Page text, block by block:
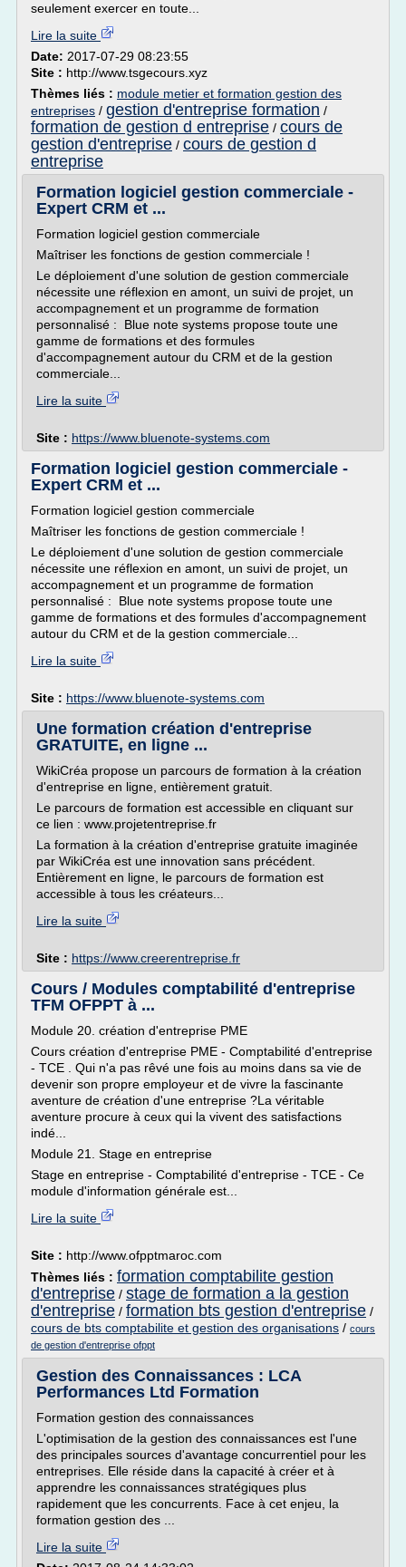
seulement exercer en toute...
Lire la suite
Date: 2017-07-29 08:23:55
Site : http://www.tsgecours.xyz
Thèmes liés : module metier et formation gestion des
entreprises / gestion d'entreprise formation /
formation de gestion d entreprise / cours de
gestion d'entreprise / cours de gestion d
entreprise
Formation logiciel gestion commerciale -
Expert CRM et ...
Formation logiciel gestion commerciale
Maîtriser les fonctions de gestion commerciale !
Le déploiement d'une solution de gestion commerciale
nécessite une réflexion en amont, un suivi de projet, un
accompagnement et un programme de formation
personnalisé : Blue note systems propose toute une
gamme de formations et des formules
d'accompagnement autour du CRM et de la gestion
commerciale...
Lire la suite
Site : https://www.bluenote-systems.com
Formation logiciel gestion commerciale -
Expert CRM et ...
Formation logiciel gestion commerciale
Maîtriser les fonctions de gestion commerciale !
Le déploiement d'une solution de gestion commerciale
nécessite une réflexion en amont, un suivi de projet, un
accompagnement et un programme de formation
personnalisé : Blue note systems propose toute une
gamme de formations et des formules d'accompagnement
autour du CRM et de la gestion commerciale...
Lire la suite
Site : https://www.bluenote-systems.com
Une formation création d'entreprise
GRATUITE, en ligne ...
WikiCréa propose un parcours de formation à la création
d'entreprise en ligne, entièrement gratuit.
Le parcours de formation est accessible en cliquant sur
ce lien : www.projetentreprise.fr
La formation à la création d'entreprise gratuite imaginée
par WikiCréa est une innovation sans précédent.
Entièrement en ligne, le parcours de formation est
accessible à tous les créateurs...
Lire la suite
Site : https://www.creerentreprise.fr
Cours / Modules comptabilité d'entreprise
TFM OFPPT à ...
Module 20. création d'entreprise PME
Cours création d'entreprise PME - Comptabilité d'entreprise
- TCE . Qui n'a pas rêvé une fois au moins dans sa vie de
devenir son propre employeur et de vivre la fascinante
aventure de création d'une entreprise ?La véritable
aventure procure à ceux qui la vivent des satisfactions
indé...
Module 21. Stage en entreprise
Stage en entreprise - Comptabilité d'entreprise - TCE - Ce
module d'information générale est...
Lire la suite
Site : http://www.ofpptmaroc.com
Thèmes liés : formation comptabilite gestion
d'entreprise / stage de formation a la gestion
d'entreprise / formation bts gestion d'entreprise /
cours de bts comptabilite et gestion des organisations / cours
de gestion d'entreprise ofppt
Gestion des Connaissances : LCA
Performances Ltd Formation
Formation gestion des connaissances
L'optimisation de la gestion des connaissances est l'une
des principales sources d'avantage concurrentiel pour les
entreprises. Elle réside dans la capacité à créer et à
apprendre les connaissances stratégiques plus
rapidement que les concurrents. Face à cet enjeu, la
formation gestion des ...
Lire la suite